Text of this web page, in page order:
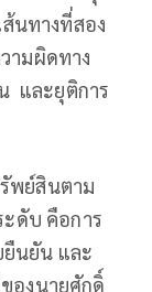
นทางที่สอง
ามผิดทาง
และยุติการ
พย์สินตาม
ดับ คือการ
นยัน และ
องนายศักดิ์